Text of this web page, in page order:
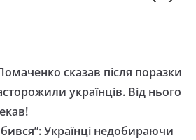
сказав після поразки
українців. Від нього
Українці недобираючи